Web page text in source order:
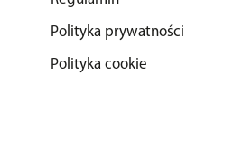
Polityka prywatności
Polityka cookie